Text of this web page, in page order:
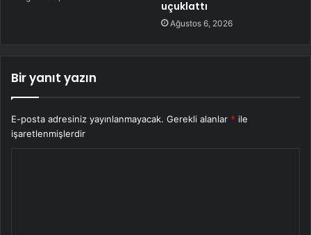
uçuklattı
Ağustos 6, 2026
Bir yanıt yazın
E-posta adresiniz yayınlanmayacak. Gerekli alanlar * ile
işaretlenmişlerdir